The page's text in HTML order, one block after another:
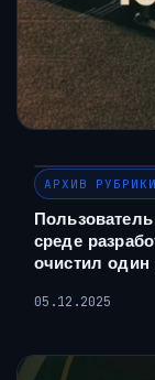
АРХИВ
среде
очистил один
05.12.2025